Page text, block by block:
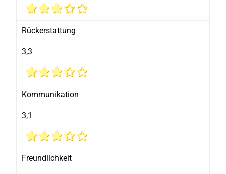
Rückerstattung
3,3
Kommunikation
3,1
Freundlichkeit